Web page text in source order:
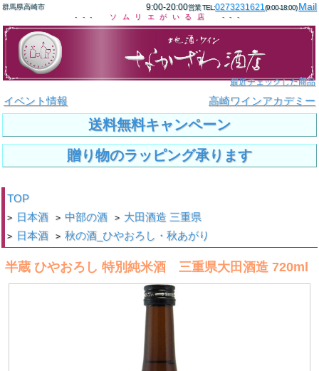
群馬県高崎市 9:00-20:00営業 TEL:0273231621(9:00-18:00)Mail
--- ソムリエがいる店 ---
最近チェックした商品
イベント情報 高崎ワインアカデミー
送料無料キャンペーン
贈り物のラッピング承ります
TOP
> 日本酒 > 中部の酒 > 大田酒造 三重県
> 日本酒 > 秋の酒_ひやおろし・秋あがり
半蔵 ひやおろし 特別純米酒 三重県大田酒造 720ml